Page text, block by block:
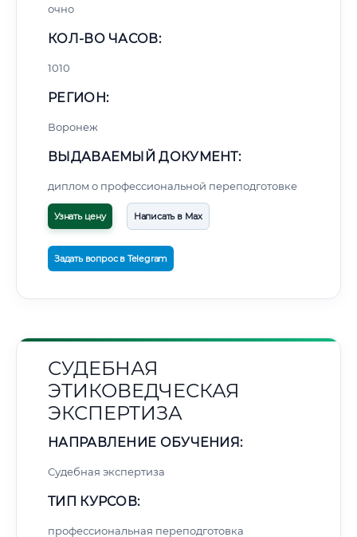
очно
КОЛ-ВО ЧАСОВ:
1010
РЕГИОН:
Воронеж
ВЫДАВАЕМЫЙ ДОКУМЕНТ:
диплом о профессиональной переподготовке
Узнать цену Написать в Max
Задать вопрос в Telegram
СУДЕБНАЯ
ЭТИКОВЕДЧЕСКАЯ
ЭКСПЕРТИЗА
НАПРАВЛЕНИЕ ОБУЧЕНИЯ:
Судебная экспертиза
ТИП КУРСОВ:
профессиональная переподготовка